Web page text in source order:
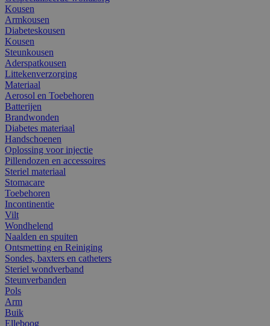
Kousen
Armkousen
Diabeteskousen
Kousen
Steunkousen
Aderspatkousen
Littekenverzorging
Materiaal
Aerosol en Toebehoren
Batterijen
Brandwonden
Diabetes materiaal
Handschoenen
Oplossing voor injectie
Pillendozen en accessoires
Steriel materiaal
Stomacare
Toebehoren
Incontinentie
Vilt
Wondhelend
Naalden en spuiten
Ontsmetting en Reiniging
Sondes, baxters en catheters
Steriel wondverband
Steunverbanden
Pols
Arm
Buik
Elleboog